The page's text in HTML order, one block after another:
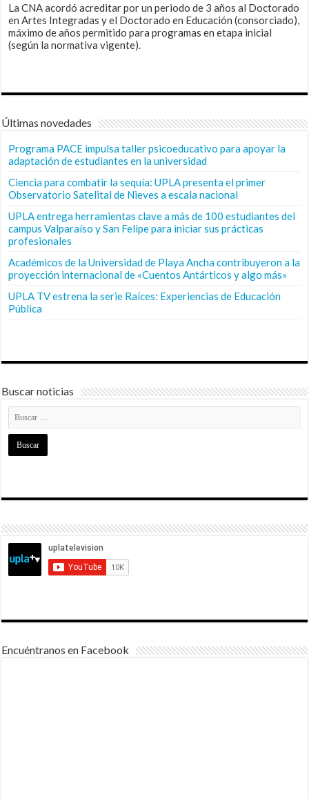
La CNA acordó acreditar por un periodo de 3 años al Doctorado
en Artes Integradas y el Doctorado en Educación (consorciado),
máximo de años permitido para programas en etapa inicial
(según la normativa vigente).
Últimas novedades
Programa PACE impulsa taller psicoeducativo para apoyar la
adaptación de estudiantes en la universidad
Ciencia para combatir la sequía: UPLA presenta el primer
Observatorio Satelital de Nieves a escala nacional
UPLA entrega herramientas clave a más de 100 estudiantes del
campus Valparaíso y San Felipe para iniciar sus prácticas
profesionales
Académicos de la Universidad de Playa Ancha contribuyeron a la
proyección internacional de «Cuentos Antárticos y algo más»
UPLA TV estrena la serie Raíces: Experiencias de Educación
Pública
Buscar noticias
Encuéntranos en Facebook